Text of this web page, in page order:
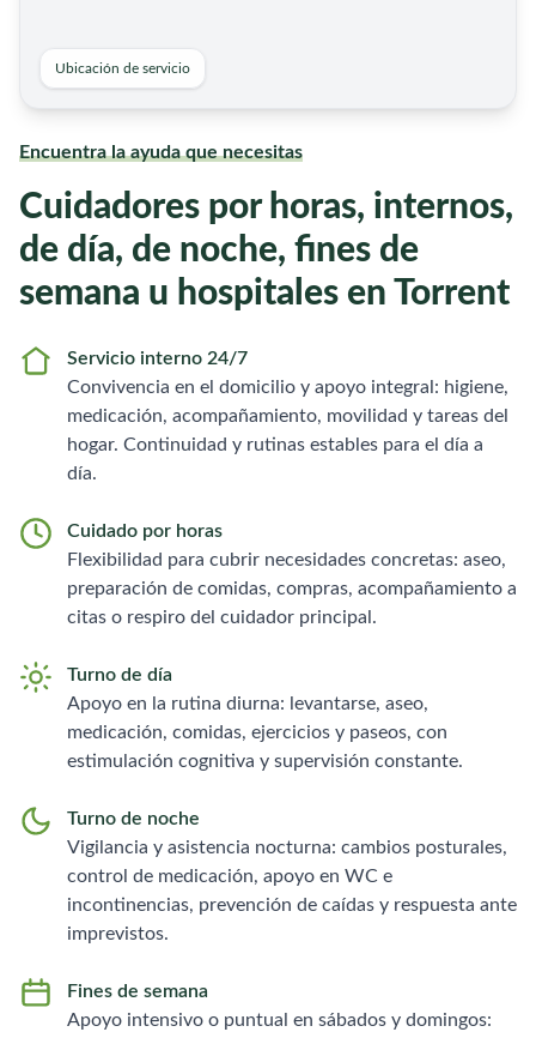
Ubicación de servicio
Encuentra la ayuda que necesitas
Cuidadores por horas, internos,
de día, de noche, fines de
semana u hospitales en Torrent
Servicio interno 24/7
Convivencia en el domicilio y apoyo integral: higiene,
medicación, acompañamiento, movilidad y tareas del
hogar. Continuidad y rutinas estables para el día a
día.
Cuidado por horas
Flexibilidad para cubrir necesidades concretas: aseo,
preparación de comidas, compras, acompañamiento a
citas o respiro del cuidador principal.
Turno de día
Apoyo en la rutina diurna: levantarse, aseo,
medicación, comidas, ejercicios y paseos, con
estimulación cognitiva y supervisión constante.
Turno de noche
Vigilancia y asistencia nocturna: cambios posturales,
control de medicación, apoyo en WC e
incontinencias, prevención de caídas y respuesta ante
imprevistos.
Fines de semana
Apoyo intensivo o puntual en sábados y domingos: